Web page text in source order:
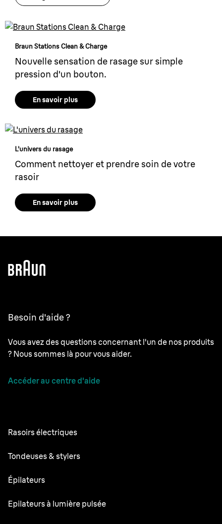
Braun Stations Clean & Charge
Nouvelle sensation de rasage sur simple
pression d'un bouton.
En savoir plus
L'univers du rasage
Comment nettoyer et prendre soin de votre
rasoir
En savoir plus
Besoin d'aide ?
Vous avez des questions concernant l'un de nos produits
? Nous sommes là pour vous aider.
Accéder au centre d'aide
Rasoirs électriques
Series 9 Pro
Series 3
Tondeuses & stylers
Tondeuses à barbe professionnelles
Épilateurs
Silk·épil SkinSpa
Epilateurs à lumière pulsée